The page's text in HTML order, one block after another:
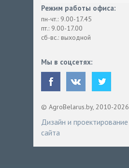
Режим работы офиса:
пн-чт.: 9.00-17.45
пт.: 9.00-17.00
сб-вс.: выходной
Мы в соцсетях:
© AgroBelarus.by, 2010-2026
Дизайн и проектирование
сайта